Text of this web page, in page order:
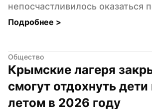
непосчастливилось оказаться
Подробнее >
Общество
Крымские лагеря
смогут отдохнуть
летом в 2026 году